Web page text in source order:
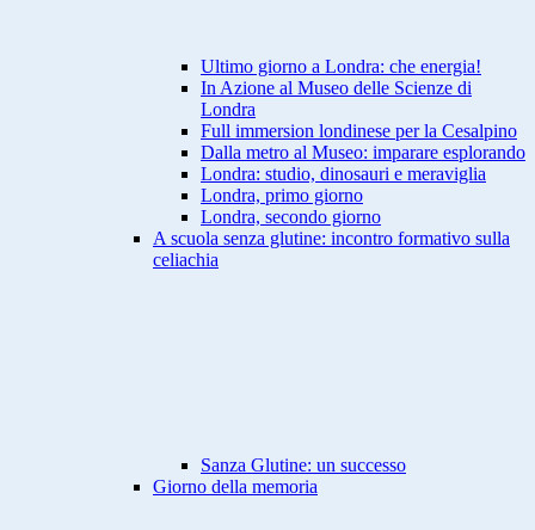
Ultimo giorno a Londra: che energia!
In Azione al Museo delle Scienze di
Londra
Full immersion londinese per la Cesalpino
Dalla metro al Museo: imparare esplorando
Londra: studio, dinosauri e meraviglia
Londra, primo giorno
Londra, secondo giorno
A scuola senza glutine: incontro formativo sulla
celiachia
Sanza Glutine: un successo
Giorno della memoria